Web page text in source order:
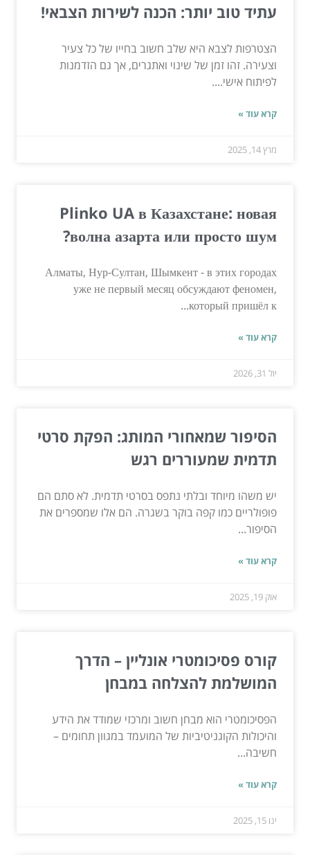
עתיד טוב יותר: הכנה לשירות הצבאי!
הצטרפות לצבא היא שלב חשוב בחייו של כל צעיר
וצעירה. זהו זמן של שינוי ואתגרים, אך גם הזדמנות
לפיתוח אישי....
קרא עוד »
מרץ 14, 2025
Plinko UA в Казахстане: новая
волна азарта или просто шум?
Алматы, Нур-Султан, Шымкент - в этих городах
уже не первый месяц обсуждают феномен,
который пришёл к...
קרא עוד »
יול 31, 2026
הסיפור שמאחורי המותג: הפקת סרטי
תדמית שמעוררים רגש
יש משהו מיוחד ובלתי נתפס בסרטי תדמית. לא סתם הם
פופולריים כמו קפה בוקר בשגרה. הם אלו שמספרים את
הסיפור...
קרא עוד »
אוק 19, 2025
קורס פסיכומטרי אונליין – הדרך
המושלמת להצלחה במבחן
הפסיכומטרי הוא מבחן חשוב ומרכזי שמודד את הידע
והיכולות הקוגניטיביות של המועמד במגוון תחומים –
חשיבה...
קרא עוד »
ינו 15, 2025